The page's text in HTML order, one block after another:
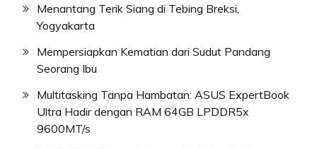
Menantang Terik Siang di Tebing Breksi,
Yogyakarta
Mempersiapkan Kematian dari Sudut Pandang
Seorang Ibu
Multitasking Tanpa Hambatan: ASUS ExpertBook
Ultra Hadir dengan RAM 64GB LPDDR5x
9600MT/s